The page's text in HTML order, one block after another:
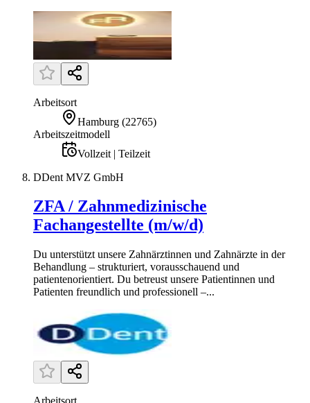
Arbeitsort
Hamburg (22765)
Arbeitszeitmodell
Vollzeit | Teilzeit
DDent MVZ GmbH
ZFA / Zahnmedizinische
Fachangestellte (m/w/d)
Du unterstützt unsere Zahnärztinnen und Zahnärzte in der
Behandlung – strukturiert, vorausschauend und
patientenorientiert. Du betreust unsere Patientinnen und
Patienten freundlich und professionell –...